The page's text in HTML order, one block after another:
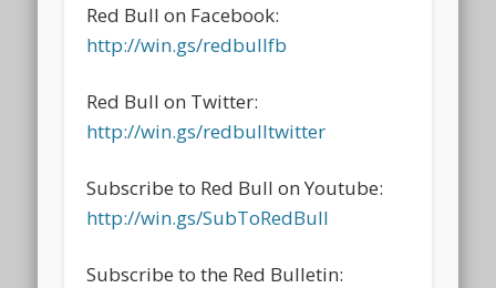
Red Bull on Facebook:
http://win.gs/redbullfb
Red Bull on Twitter:
http://win.gs/redbulltwitter
Subscribe to Red Bull on Youtube:
http://win.gs/SubToRedBull
Subscribe to the Red Bulletin: